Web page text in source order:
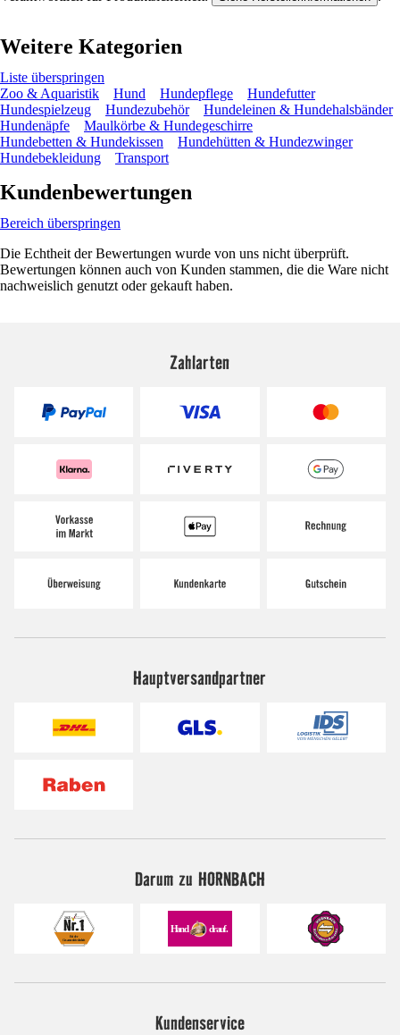
Weitere Kategorien
Liste überspringen
Zoo & Aquaristik
Hund Hundepflege
Hundefutter
Hundespielzeug
Hundezubehör
Hundeleinen & Hundehalsbänder
Hundenäpfe
Maulkörbe & Hundegeschirre
Hundebetten & Hundekissen
Hundehütten & Hundezwinger
Hundebekleidung
Transport
Kundenbewertungen
Bereich überspringen
Die Echtheit der Bewertungen wurde von uns nicht überprüft.
Bewertungen können auch von Kunden stammen, die die Ware nicht
nachweislich genutzt oder gekauft haben.
Zahlarten
Hauptversandpartner
Darum zu HORNBACH
Kundenservice